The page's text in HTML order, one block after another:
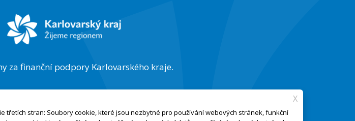
za finanční podpory Karlovarského kraje.
X
stran: Soubory cookie, které jsou nezbytné pro používání webových stránek, funkční